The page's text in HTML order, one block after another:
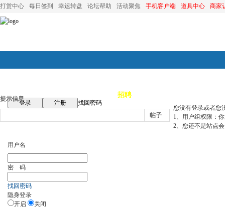
打赏中心 每日签到 幸运转盘 论坛帮助 活动聚焦 手机客户端 道具中心 商家
论坛首页 招聘
登录 注册
找回密码
帖子
提示信息
您没有登录或者您
1、用户组权限：
2、您还不是站点
用户名
密 码
找回密码
隐身登录
开启
关闭